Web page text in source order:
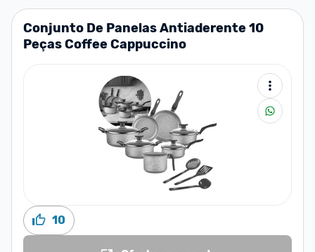
Conjunto De Panelas Antiaderente 10
Peças Coffee Cappuccino
10